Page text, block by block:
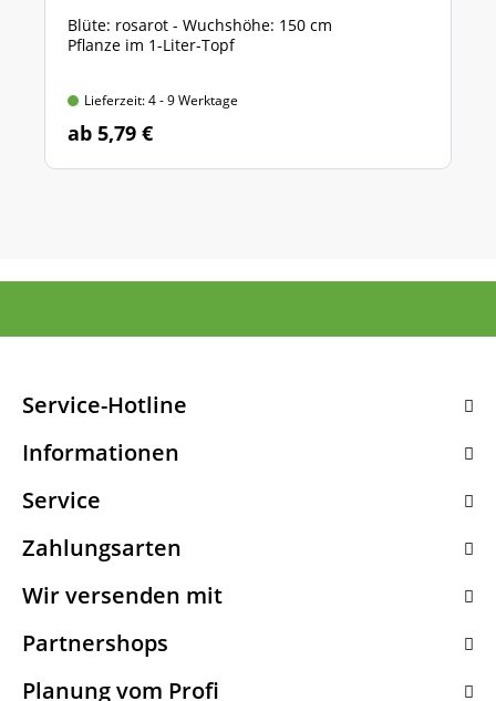
Blüte: rosarot - Wuchshöhe: 150 cm
Pflanze im 1-Liter-Topf
Lieferzeit: 4 - 9 Werktage
ab 5,79 €
Service-Hotline
Informationen
Service
Zahlungsarten
Wir versenden mit
Partnershops
Planung vom Profi